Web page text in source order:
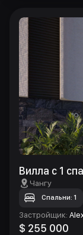
Вилла с 1
Чангу
Спальни: 1
Застройщик:
$ 255 000